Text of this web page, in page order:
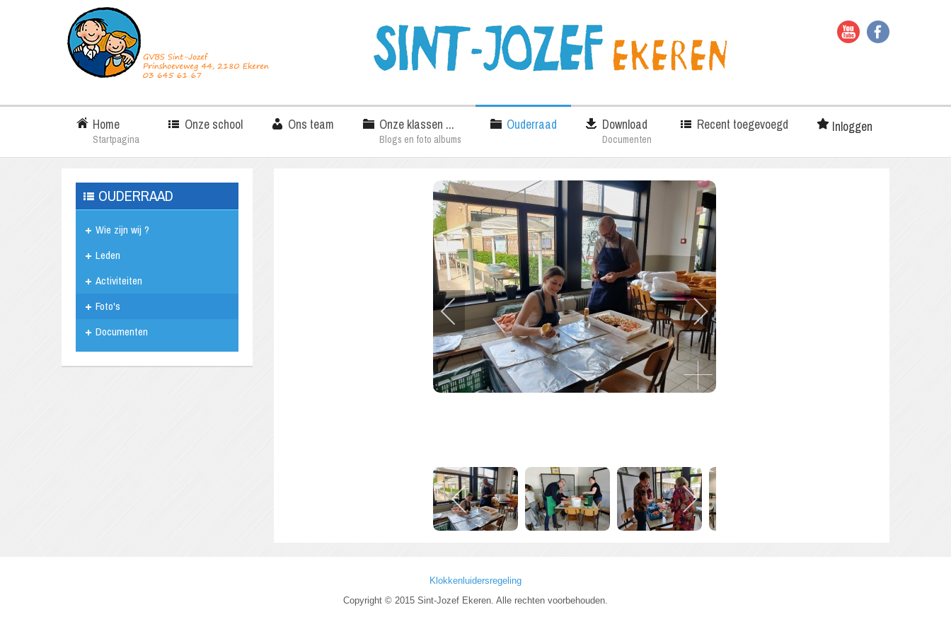
Home
Startpagina
Onze school Ons team Onze klassen ...
Blogs en foto albums
Ouderraad Download
Documenten
Recent toegevoegd Inloggen
OUDERRAAD
Wie zijn wij ?
Leden
Activiteiten
Foto's
Documenten
Klokkenluidersregeling
Copyright © 2015 Sint-Jozef Ekeren. Alle rechten voorbehouden.